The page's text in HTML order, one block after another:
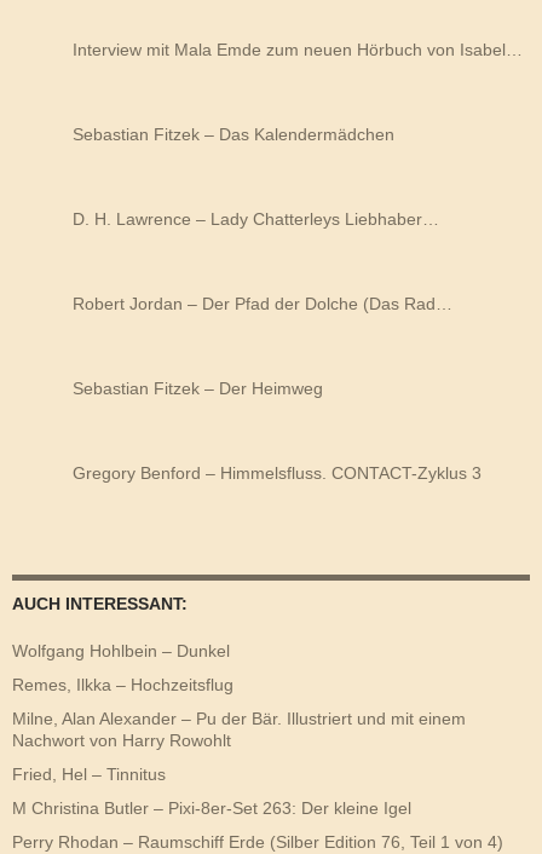
Interview mit Mala Emde zum neuen Hörbuch von Isabel…
Sebastian Fitzek – Das Kalendermädchen
D. H. Lawrence – Lady Chatterleys Liebhaber…
Robert Jordan – Der Pfad der Dolche (Das Rad…
Sebastian Fitzek – Der Heimweg
Gregory Benford – Himmelsfluss. CONTACT-Zyklus 3
AUCH INTERESSANT:
Wolfgang Hohlbein – Dunkel
Remes, Ilkka – Hochzeitsflug
Milne, Alan Alexander – Pu der Bär. Illustriert und mit einem
Nachwort von Harry Rowohlt
Fried, Hel – Tinnitus
M Christina Butler – Pixi-8er-Set 263: Der kleine Igel
Perry Rhodan – Raumschiff Erde (Silber Edition 76, Teil 1 von 4)